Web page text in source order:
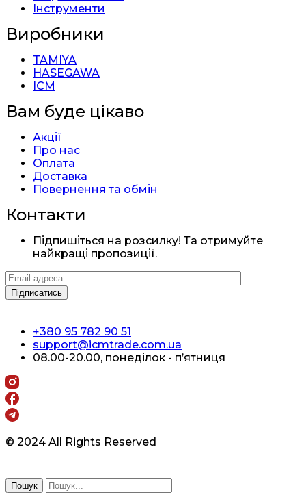
Інструменти
Виробники
TAMIYA
HASEGAWA
ICM
Вам буде цікаво
Акції
Про нас
Оплата
Доставка
Повернення та обмін
Контакти
Підпишіться на розсилку! Та отримуйте
найкращі пропозиції.
+380 95 782 90 51
support@icmtrade.com.ua
08.00-20.00, понеділок - п’ятниця
© 2024 All Rights Reserved
Пошук